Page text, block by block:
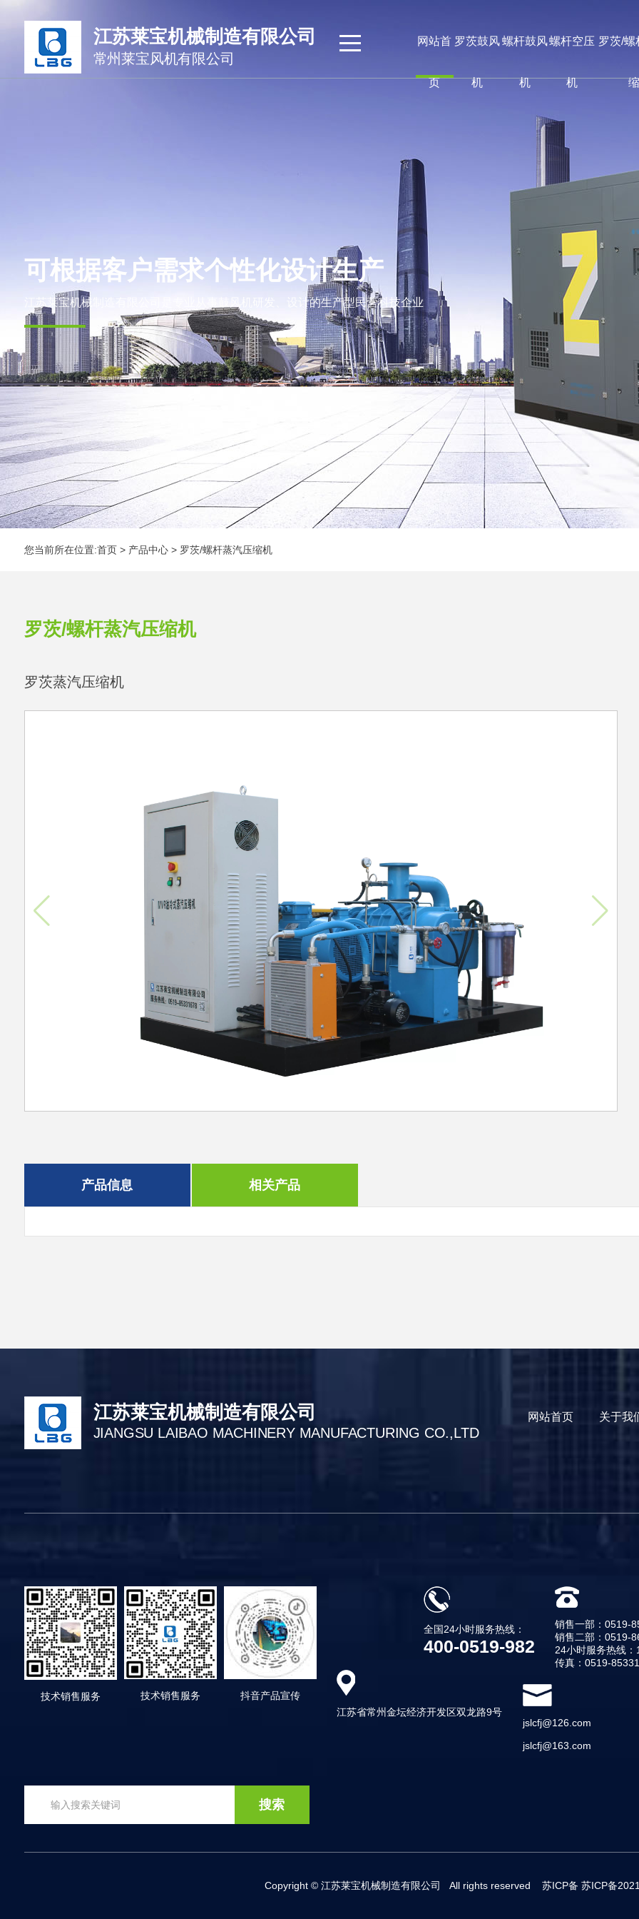
江苏莱宝机械制造有限公司
常州莱宝风机有限公司
网站首
页
罗茨鼓风
机
螺杆鼓风
机
螺杆空压
机
罗茨/螺
可根据客户需求个性化设计生产
江苏莱宝机械制造有限公司是专业从事鼓风机研发、设计的生产型民营科技企业
您当前所在位置:首页> 产品中心> 罗茨/螺杆蒸汽压缩机
罗茨/螺杆蒸汽压缩机
罗茨蒸汽压缩机
产品信息 相关产品
江苏莱宝机械制造有限公司
JIANGSU LAIBAO MACHINERY MANUFACTURING CO.,LTD
网站首页 关于我
技术销售服务 技术销售服务 抖音产品宣传
全国24小时服务热线：
400-0519-982
销售一部：0519-
销售二部：0519-
24小时服务热线
传真：0519-
江苏省常州金坛经济开发区双龙路9号
jslcfj@126.com
jslcfj@163.com
Copyright © 江苏莱宝机械制造有限公司 All rights reserved 苏ICP备 苏ICP备